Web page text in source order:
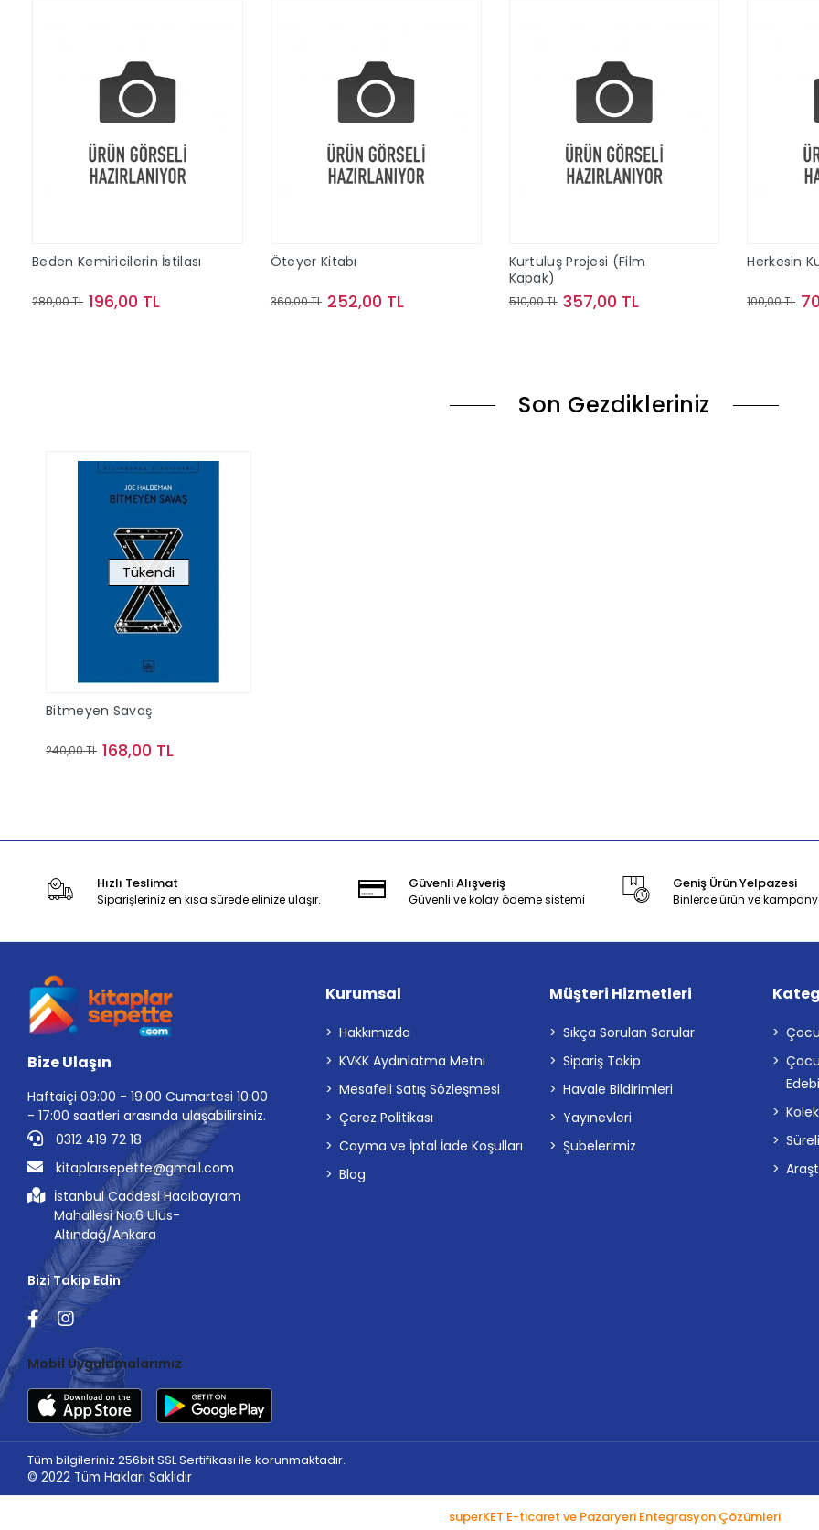
Beden Kemiricilerin İstilası
280,00 TL 196,00 TL
Öteyer Kitabı
360,00 TL 252,00 TL
Kurtuluş Projesi (Film
Kapak)
510,00 TL 357,00 TL
Herkesin
100,00 TL
Son Gezdikleriniz
Tükendi
Bitmeyen Savaş
240,00 TL 168,00 TL
Hızlı Teslimat
Siparişleriniz en kısa sürede elinize ulaşır.
Güvenli Alışveriş
Güvenli ve kolay ödeme sistemi
Geniş Ürün Yelpazesi
Binlerce ürün ve
Bize Ulaşın
Haftaiçi 09:00 - 19:00 Cumartesi 10:00
- 17:00 saatleri arasında ulaşabilirsiniz.
0312 419 72 18
kitaplarsepette@gmail.com
İstanbul Caddesi Hacıbayram
Mahallesi No:6 Ulus-
Altındağ/Ankara
Bizi Takip Edin
Mobil Uygulamalarımız
Kurumsal
Hakkımızda
KVKK Aydınlatma Metni
Mesafeli Satış Sözleşmesi
Çerez Politikası
Cayma ve İptal İade Koşulları
Blog
Müşteri Hizmetleri
Sıkça Sorulan Sorular
Sipariş Takip
Havale Bildirimleri
Yayınevleri
Şubelerimiz
Tüm bilgileriniz 256bit SSL Sertifikası ile korunmaktadır.
© 2022 Tüm Hakları Saklıdır
superKET E-ticaret ve Pazaryeri Entegrasyon Çözümleri